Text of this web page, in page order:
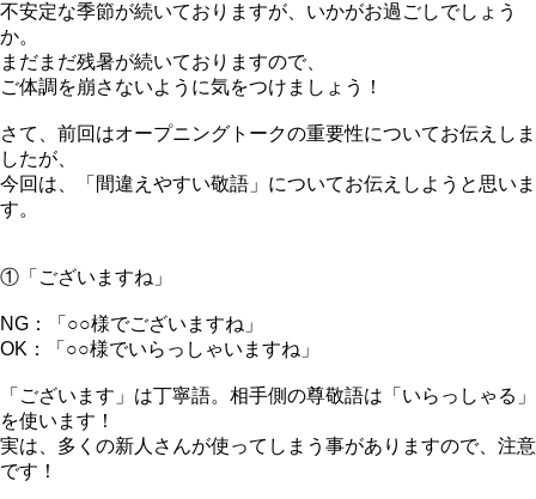
不安定な季節が続いておりますが、いかがお過ごしでしょう
か。
まだまだ残暑が続いておりますので、
ご体調を崩さないように気をつけましょう！
さて、前回はオープニングトークの重要性についてお伝えしま
したが、
今回は、「間違えやすい敬語」についてお伝えしようと思いま
す。
①「ございますね」
NG：「○○様でございますね」
OK：「○○様でいらっしゃいますね」
「ございます」は丁寧語。相手側の尊敬語は「いらっしゃる」
を使います！
実は、多くの新人さんが使ってしまう事がありますので、注意
です！